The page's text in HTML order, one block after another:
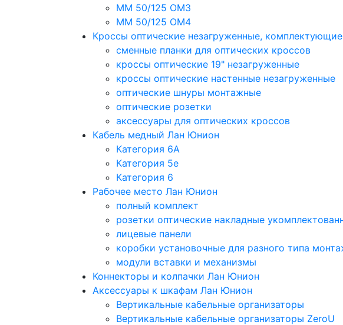
MM 50/125 OM3
MM 50/125 OM4
Кроссы оптические незагруженные,
сменные планки для оптических кроссов
кроссы оптические 19" незагруженные
кроссы оптические настенные незагруженные
оптические шнуры монтажные
оптические розетки
аксессуары для оптических кроссов
Кабель медный Лан Юнион
Категория 6A
Категория 5e
Категория 6
Рабочее место Лан Юнион
полный комплект
розетки оптические накладные
лицевые панели
коробки установочные для разного типа
модули вставки и механизмы
Коннекторы и колпачки Лан Юнион
Аксессуары к шкафам Лан Юнион
Вертикальные кабельные организаторы
Вертикальные кабельные организаторы ZeroU